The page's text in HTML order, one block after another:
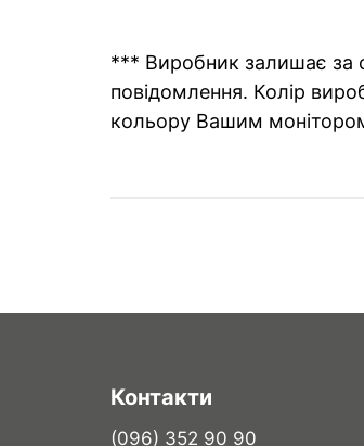
*** Виробник залишає за
повідомлення. Колір
кольору Вашим
Контакти
(096) 352 90 90